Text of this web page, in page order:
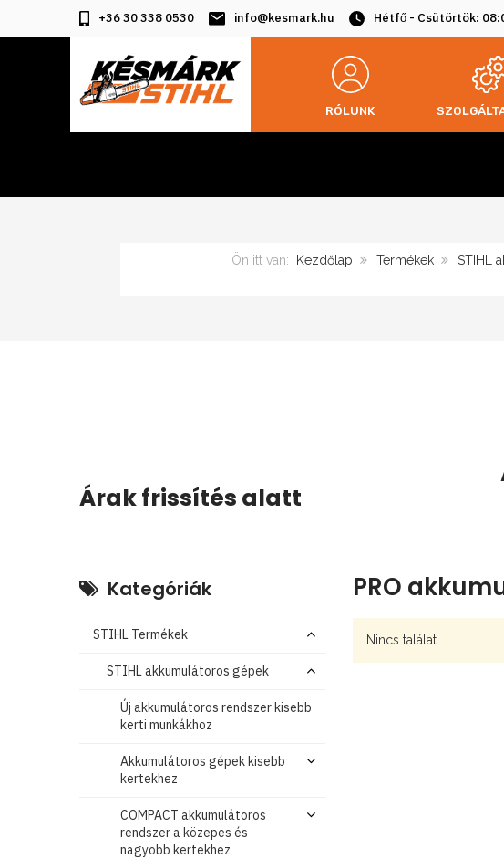
+36 30 338 0530 info@kesmark.hu Hétfő - Csütörtök:
RÓLUNK
Ön itt van: Kezdőlap Termékek STIHL
Árak frissítés alatt
PRO
Nincs találat
Kategóriák
STIHL Termékek
STIHL akkumulátoros gépek
Új akkumulátoros rendszer kisebb
kerti munkákhoz
Akkumulátoros gépek kisebb
kertekhez
COMPACT akkumulátoros
rendszer a közepes és
nagyobb kertekhez